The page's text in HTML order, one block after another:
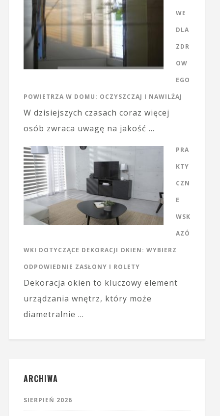
WE
DLA
ZDR
OW
EGO
POWIETRZA W DOMU: OCZYSZCZAJ I NAWILŻAJ
W dzisiejszych czasach coraz więcej
osób zwraca uwagę na jakość …
PRA
KTY
CZN
E
WSK
AZÓ
WKI DOTYCZĄCE DEKORACJI OKIEN: WYBIERZ
ODPOWIEDNIE ZASŁONY I ROLETY
Dekoracja okien to kluczowy element
urządzania wnętrz, który może
diametralnie …
ARCHIWA
SIERPIEŃ 2026